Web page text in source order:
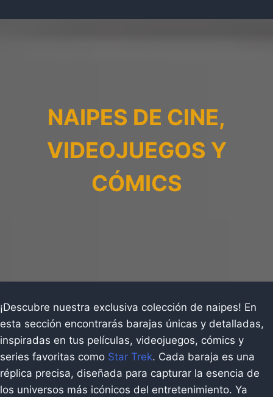
NAIPES DE CINE,
VIDEOJUEGOS Y
CÓMICS
¡Descubre nuestra exclusiva colección de naipes! En
esta sección encontrarás barajas únicas y detalladas,
inspiradas en tus películas, videojuegos, cómics y
series favoritas como Star Trek. Cada baraja es una
réplica precisa, diseñada para capturar la esencia de
los universos más icónicos del entretenimiento. Ya